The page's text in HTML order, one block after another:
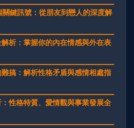
鍵訊號：從朋友到戀人的深度解
解析：掌握你的內在情感與外在表
搞：解析性格矛盾與感情相處指
性格特質、愛情觀與事業發展全